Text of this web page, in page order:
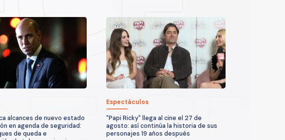
alcances de nuevo estado
en agenda de seguridad:
de queda e
Espectáculos
"Papi Ricky" llega al cine el 27 de
agosto: así continúa la historia de sus
personajes 19 años después